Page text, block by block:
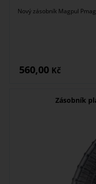
Nový zásobník Magpul
560,00 Kč
Zásobník